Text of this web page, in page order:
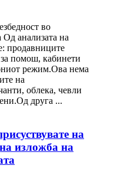
во
Од анализата на
продавниците
помош, кабинети
режим.Ова нема
на
облека, чевли
друга ...
на
изложба на